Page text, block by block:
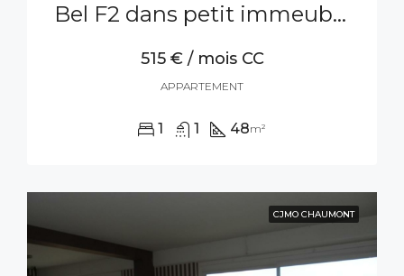
Bel F2 dans petit immeuble calme
515 € / mois CC
APPARTEMENT
1 1 48m²
CJMO CHAUMONT